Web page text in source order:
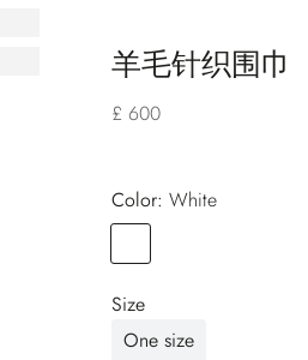
羊毛针织围巾
£ 600
Color:
white
Size
One size